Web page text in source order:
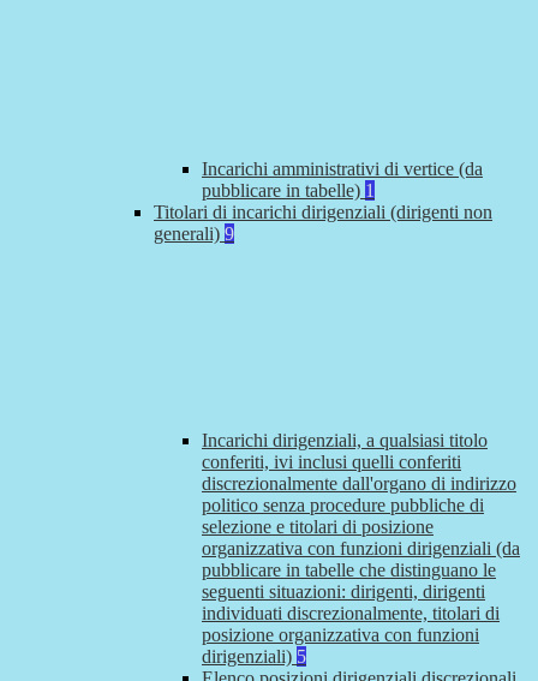
Incarichi amministrativi di vertice (da
pubblicare in tabelle) 1
Titolari di incarichi dirigenziali (dirigenti non
generali) 9
Incarichi dirigenziali, a qualsiasi titolo
conferiti, ivi inclusi quelli conferiti
discrezionalmente dall'organo di indirizzo
politico senza procedure pubbliche di
selezione e titolari di posizione
organizzativa con funzioni dirigenziali (da
pubblicare in tabelle che distinguano le
seguenti situazioni: dirigenti, dirigenti
individuati discrezionalmente, titolari di
posizione organizzativa con funzioni
dirigenziali) 5